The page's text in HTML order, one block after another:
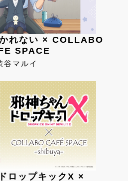
れない × COLLABO
SPACE
谷マルイ
ロップキックX ×